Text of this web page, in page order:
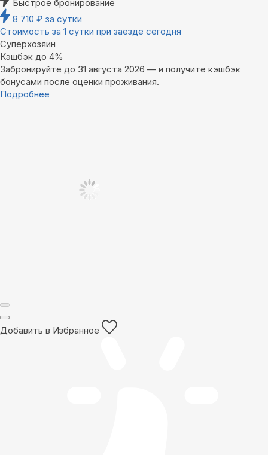
Быстрое бронирование
8 710 ₽ за сутки
Стоимость за 1 сутки при заезде сегодня
Суперхозяин
Кэшбэк до 4%
Забронируйте до 31 августа 2026 — и получите кэшбэк
бонусами после оценки проживания.
Подробнее
Добавить в Избранное